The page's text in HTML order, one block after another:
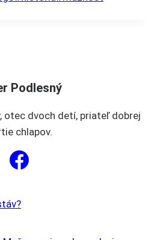
Podlesný
otec dvoch detí, priateľ dobrej
chlapov.